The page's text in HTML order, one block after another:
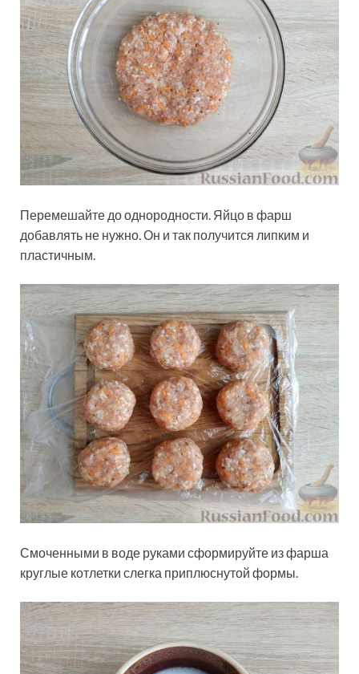
Перемешайте до однородности. Яйцо в фарш
добавлять не нужно. Он и так получится липким и
пластичным.
Смоченными в воде руками сформируйте из фарша
круглые котлетки слегка приплюснутой формы.